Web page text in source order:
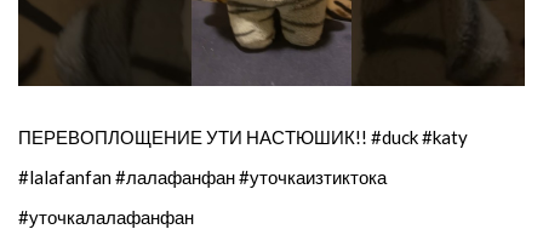
ПЕРЕВОПЛОЩЕНИЕ УТИ НАСТЮШИК!! #duck #katy
#lalafanfan #лалафанфан #уточкаизтиктока
#уточкалалафанфан